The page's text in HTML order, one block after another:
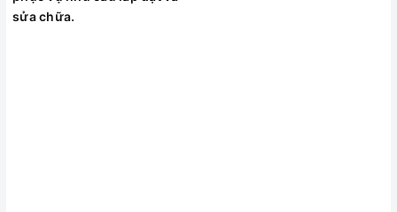
sửa chữa.